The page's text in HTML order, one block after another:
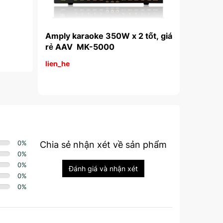
Amply karaoke 350W x 2 tốt, giá
rẻ AAV  MK-5000
lien_he
0%
0%
0%
0%
0%
Chia sẻ nhận xét về sản phẩm
Đánh giá và nhận xét